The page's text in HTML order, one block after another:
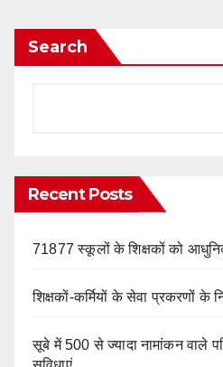
Search
Recent Posts
71877 स्कूलों के शिक्षकों को
शिक्षकों-कर्मियों के सेवा प्रकरणों के
सूबे में 500 से ज्यादा नामांकन वाले